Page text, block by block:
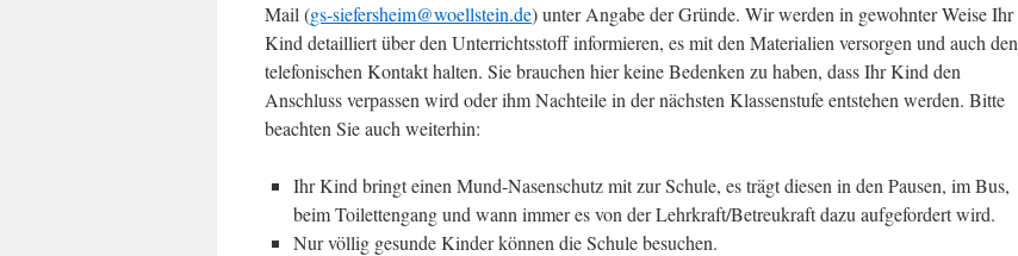
Mail (gs-siefersheim@woellstein.de) unter Angabe der Gründe. Wir werden in gewohnter Weise Ihr
Kind detailliert über den Unterrichtsstoff informieren, es mit den Materialien versorgen und auch den
telefonischen Kontakt halten. Sie brauchen hier keine Bedenken zu haben, dass Ihr Kind den
Anschluss verpassen wird oder ihm Nachteile in der nächsten Klassenstufe entstehen werden. Bitte
beachten Sie auch weiterhin:
Ihr Kind bringt einen Mund-Nasenschutz mit zur Schule, es trägt diesen in den Pausen, im Bus,
beim Toilettengang und wann immer es von der Lehrkraft/Betreukraft dazu aufgefordert wird.
Nur völlig gesunde Kinder können die Schule besuchen.